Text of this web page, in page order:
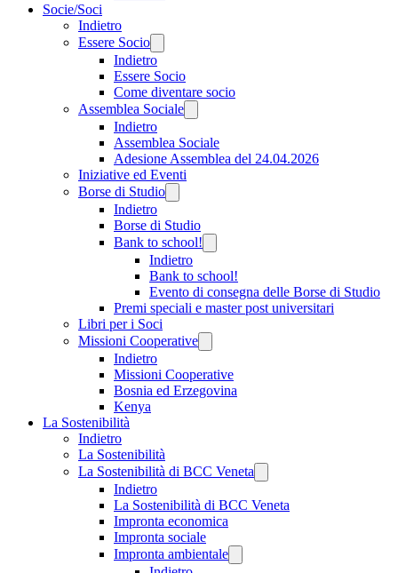
Socie/Soci
Indietro
Essere Socio
Indietro
Essere Socio
Come diventare socio
Assemblea Sociale
Indietro
Assemblea Sociale
Adesione Assemblea del 24.04.2026
Iniziative ed Eventi
Borse di Studio
Indietro
Borse di Studio
Bank to school!
Indietro
Bank to school!
Evento di consegna delle Borse di Studio
Premi speciali e master post universitari
Libri per i Soci
Missioni Cooperative
Indietro
Missioni Cooperative
Bosnia ed Erzegovina
Kenya
La Sostenibilità
Indietro
La Sostenibilità
La Sostenibilità di BCC Veneta
Indietro
La Sostenibilità di BCC Veneta
Impronta economica
Impronta sociale
Impronta ambientale